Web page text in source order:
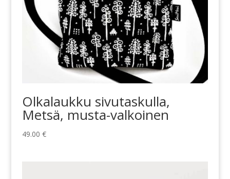
Olkalaukku sivutaskulla,
Metsä, musta-valkoinen
49.00 €